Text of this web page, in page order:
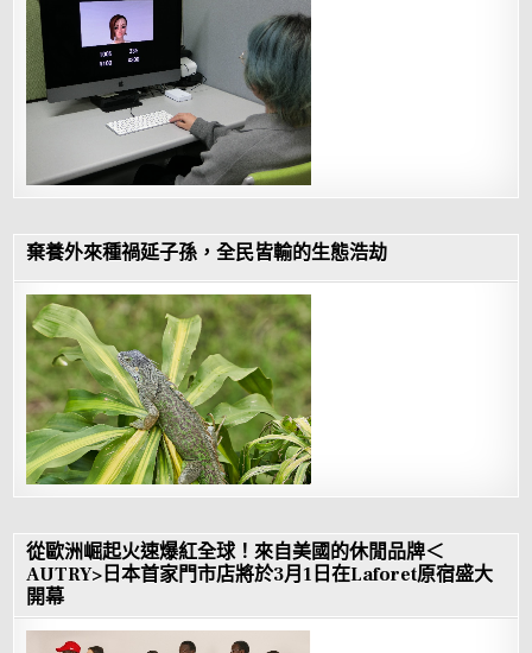
棄養外來種禍延子孫，全民皆輸的生態浩劫
從歐洲崛起火速爆紅全球！來自美國的休閒品牌＜
AUTRY>日本首家門市店將於3月1日在Laforet原宿盛大
開幕